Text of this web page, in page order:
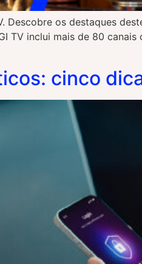
Descobre os destaques
TV inclui mais de 80
cinco